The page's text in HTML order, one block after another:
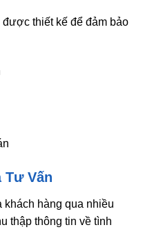
thiết kế để đảm bảo
Tư Vấn
khách hàng qua nhiều
thập thông tin về tình